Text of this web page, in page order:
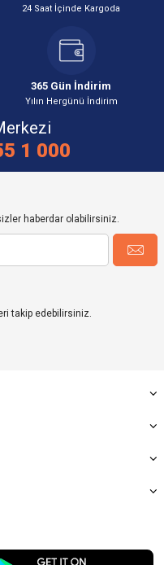
24 Saat İçinde Kargoda
365 Gün İndirim
Yılın Hergünü İndirim
1 000
haberdar olabilirsiniz.
takip edebilirsiniz.